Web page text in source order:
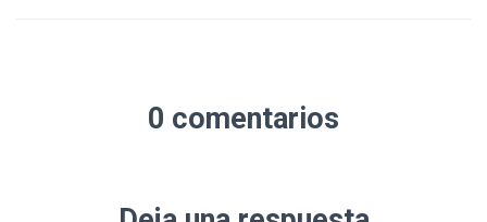
0 comentarios